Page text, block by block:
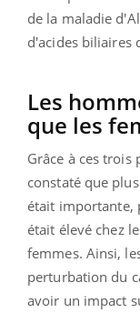
de la maladie
d'acides biliaires
Les
que les
Grâce à ces trois
constaté que
était importante,
était élevé chez
femmes. Ainsi,
perturbation du
avoir un impact